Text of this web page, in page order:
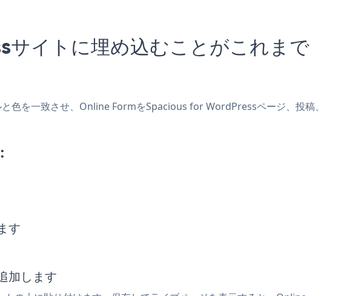
イトに埋め込むことがこれまで
色を一致させ、Online FormをSpacious for WordPressページ、投稿、
す
加します